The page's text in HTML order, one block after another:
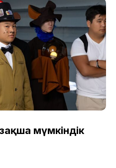
мүмкіндік